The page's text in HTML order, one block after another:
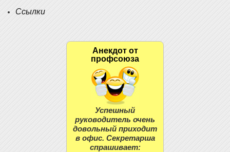
Ссылки
Анекдот от
профсоюза
Успешный
руководитель очень
довольный приходит
в офис. Секретарша
спрашивает: